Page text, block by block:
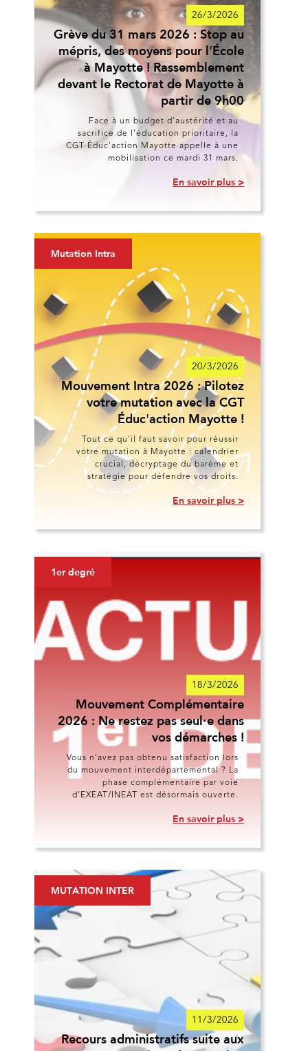
26/3/2026
Grève du 31 mars 2026 : Stop au
mépris, des moyens pour l'École
à Mayotte ! Rassemblement
devant le Rectorat de Mayotte à
partir de 9h00
Face à un budget d'austérité et au
sacrifice de l'éducation prioritaire, la
CGT Éduc'action Mayotte appelle à une
mobilisation ce mardi 31 mars.
En savoir plus >
Mutation Intra
20/3/2026
Mouvement Intra 2026 : Pilotez
votre mutation avec la CGT
Éduc'action Mayotte !
Tout ce qu'il faut savoir pour réussir
votre mutation à Mayotte : calendrier
crucial, décryptage du barème et
stratégie pour défendre vos droits.
En savoir plus >
1er degré
18/3/2026
Mouvement Complémentaire
2026 : Ne restez pas seul·e dans
vos démarches !
Vous n’avez pas obtenu satisfaction lors
du mouvement interdépartemental ? La
phase complémentaire par voie
d’EXEAT/INEAT est désormais ouverte.
En savoir plus >
MUTATION INTER
11/3/2026
Recours administratifs suite aux